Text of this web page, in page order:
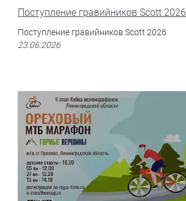
Поступление гравийников Scott 2026
Поступление гравийников Scott 2026
23.06.2026